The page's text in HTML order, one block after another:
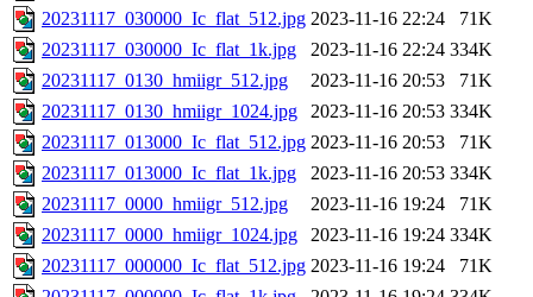
20231117_030000_Ic_flat_512.jpg 2023-11-16 22:24
71K
20231117_030000_Ic_flat_1k.jpg
2023-11-16 22:24 334K
20231117_0130_hmiigr_512.jpg
2023-11-16 20:53
71K
20231117_0130_hmiigr_1024.jpg
2023-11-16 20:53 334K
20231117_013000_Ic_flat_512.jpg 2023-11-16 20:53
71K
20231117_013000_Ic_flat_1k.jpg
2023-11-16 20:53 334K
20231117_0000_hmiigr_512.jpg
2023-11-16 19:24
71K
20231117_0000_hmiigr_1024.jpg
2023-11-16 19:24 334K
20231117_000000_Ic_flat_512.jpg 2023-11-16 19:24
71K